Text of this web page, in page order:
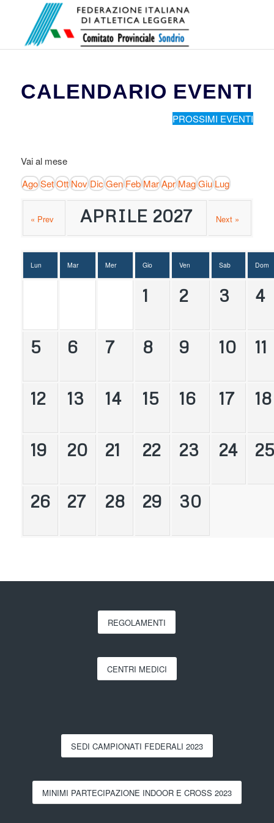
CALENDARIO EVENTI
PROSSIMI EVENTI
Vai al mese
AgoSetOttNovDicGenFebMarAprMagGiuLug
« Prev APRILE 2027 Next »
Lun Mar Mer Gio Ven Sab Dom
1 2 3 4
5 6 7 8 9 10 11
12 13 14 15 16 17 18
19 20 21 22 23 24
26 27 28 29 30
REGOLAMENTI
CENTRI MEDICI
SEDI CAMPIONATI FEDERALI 2023
MINIMI PARTECIPAZIONE INDOOR E CROSS 2023